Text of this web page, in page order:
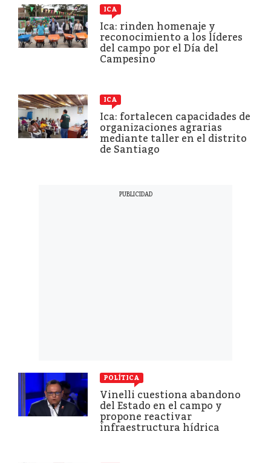
ICA
Ica: rinden homenaje y
reconocimiento a los líderes
del campo por el Día del
Campesino
ICA
Ica: fortalecen capacidades de
organizaciones agrarias
mediante taller en el distrito
de Santiago
POLÍTICA
Vinelli cuestiona abandono
del Estado en el campo y
propone reactivar
infraestructura hídrica